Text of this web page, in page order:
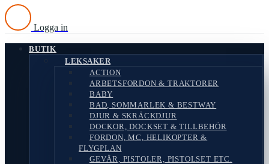
Logga in
BUTIK
LEKSAKER
ACTION
ARBETSFORDON & TRAKTORER
BABY
BAD, SOMMARLEK & BESTWAY
DJUR & SKRÄCKDJUR
DOCKOR, DOCKSET & TILLBEHÖR
FORDON, MC, HELIKOPTER &
FLYGPLAN
GEVÄR, PISTOLER, PISTOLSET ETC.